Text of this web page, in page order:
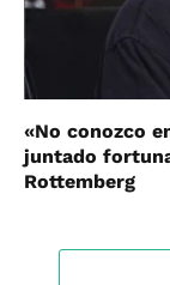
«No conozco
juntado
Rottemberg